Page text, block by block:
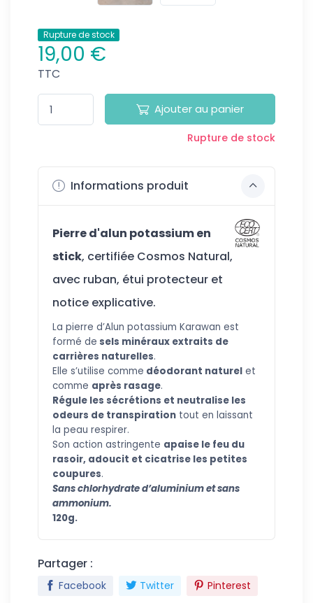
Rupture de stock
19,00 €
TTC
Ajouter au panier
Rupture de stock
Informations produit
Pierre d'alun potassium en
stick, certifiée Cosmos Natural,
avec ruban, étui protecteur et
notice explicative.
La pierre d’Alun potassium Karawan est
formé de sels minéraux extraits de
carrières naturelles.
Elle s’utilise comme déodorant naturel et
comme après rasage.
Régule les sécrétions et neutralise les
odeurs de transpiration tout en laissant
la peau respirer.
Son action astringente apaise le feu du
rasoir, adoucit et cicatrise les petites
coupures.
Sans chlorhydrate d’aluminium et sans
ammonium.
120g.
Partager :
Facebook Twitter Pinterest